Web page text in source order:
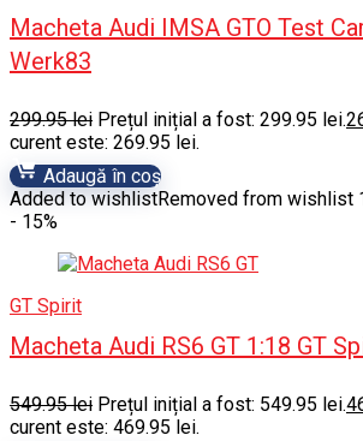
Macheta Audi IMSA GTO Test
Werk83
299.95lei Prețul inițial a fost: 299.95 lei.
curent este: 269.95 lei.
Adaugă în coș
Added to wishlistRemoved from wishlist
- 15%
GT Spirit
Macheta Audi RS6 GT 1:18 GT
549.95lei Prețul inițial a fost: 549.95 lei.
curent este: 469.95 lei.